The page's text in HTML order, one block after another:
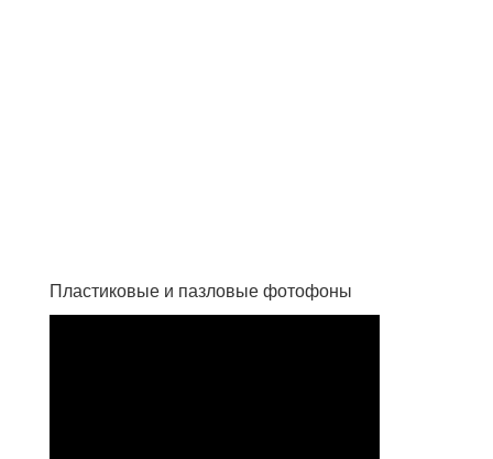
Пластиковые и пазловые фотофоны